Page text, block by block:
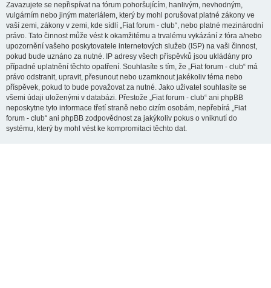
Zavazujete se nepřispívat na fórum pohoršujícím, hanlivým, nevhodným,
vulgárním nebo jiným materiálem, který by mohl porušovat platné zákony ve
vaší zemi, zákony v zemi, kde sídlí „Fiat forum - club“, nebo platné mezinárodní
právo. Tato činnost může vést k okamžitému a trvalému vykázání z fóra a/nebo
upozornění vašeho poskytovatele internetových služeb (ISP) na vaši činnost,
pokud bude uznáno za nutné. IP adresy všech příspěvků jsou ukládány pro
případné uplatnění těchto opatření. Souhlasíte s tím, že „Fiat forum - club“ má
právo odstranit, upravit, přesunout nebo uzamknout jakékoliv téma nebo
příspěvek, pokud to bude považovat za nutné. Jako uživatel souhlasíte se
všemi údaji uloženými v databázi. Přestože „Fiat forum - club“ ani phpBB
neposkytne tyto informace třetí straně nebo cizím osobám, nepřebírá „Fiat
forum - club“ ani phpBB zodpovědnost za jakýkoliv pokus o vniknutí do
systému, který by mohl vést ke kompromitaci těchto dat.